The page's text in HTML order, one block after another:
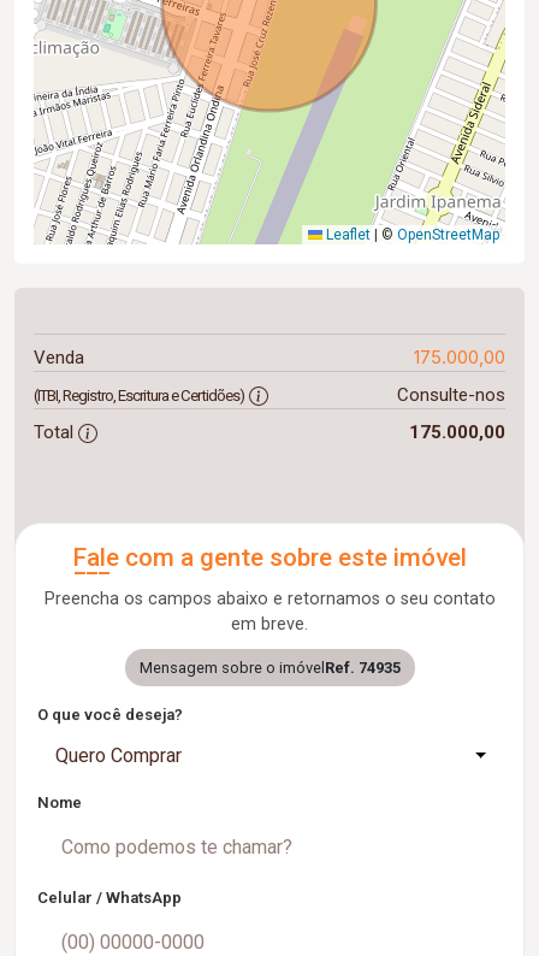
Leaflet © OpenStreetMap
Venda 175.000,00
(ITBI, Registro, Escritura e Certidões)
Consulte-nos
Total
175.000,00
Fale com a gente sobre este imóvel
Preencha os campos abaixo e retornamos o seu contato
em breve.
Mensagem sobre o imóvel Ref. 74935
O que você deseja?
Quero Comprar
Nome
Celular / WhatsApp